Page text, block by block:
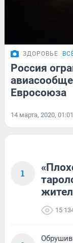
ЗДОРОВЬЕ
Россия
Евросоюза
14 марта, 2020, 01:01
1
15